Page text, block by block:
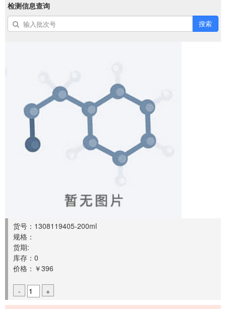
检测信息查询
搜索
货号：1308119405-200ml
规格：
货期:
库存：0
价格：￥396
- +